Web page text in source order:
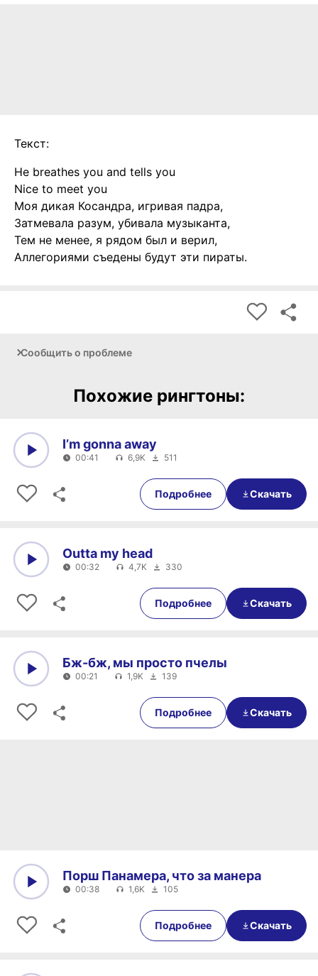
Текст:
He breathes you and tells you
Nice to meet you
Моя дикая Косандра, игривая падра,
Затмевала разум, убивала музыканта,
Тем не менее, я рядом был и верил,
Аллегориями съедены будут эти пираты.
Сообщить о проблеме
Похожие рингтоны:
00:41
I’m gonna away
00:41 6,9K 511
Подробнее Скачать
00:32
Outta my head
00:32 4,7K 330
Подробнее Скачать
00:21
Бж-бж, мы просто пчелы
00:21 1,9K 139
Подробнее Скачать
00:38
Порш Панамера, что за манера
00:38 1,6K 105
Подробнее Скачать